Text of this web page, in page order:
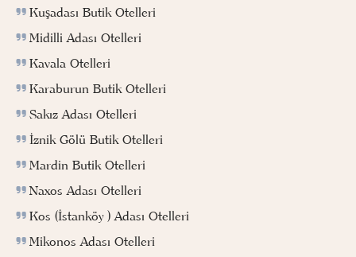
Kuşadası Butik Otelleri
Midilli Adası Otelleri
Kavala Otelleri
Karaburun Butik Otelleri
Sakız Adası Otelleri
İznik Gölü Butik Otelleri
Mardin Butik Otelleri
Naxos Adası Otelleri
Kos (İstanköy ) Adası Otelleri
Mikonos Adası Otelleri